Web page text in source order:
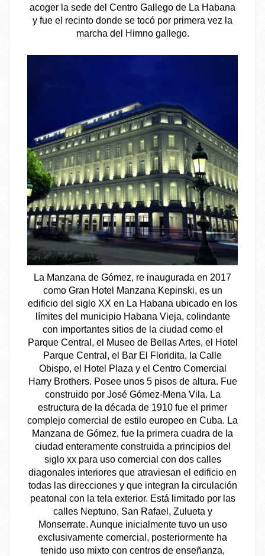
acoger la sede del Centro Gallego de La Habana
y fue el recinto donde se tocó por primera vez la
marcha del Himno gallego.
La Manzana de Gómez, re inaugurada en 2017
como Gran Hotel Manzana Kepinski, es un
edificio del siglo XX en La Habana ubicado en los
límites del municipio Habana Vieja, colindante
con importantes sitios de la ciudad como el
Parque Central, el Museo de Bellas Artes, el Hotel
Parque Central, el Bar El Floridita, la Calle
Obispo, el Hotel Plaza y el Centro Comercial
Harry Brothers. Posee unos 5 pisos de altura. Fue
construido por José Gómez-Mena Vila. La
estructura de la década de 1910 fue el primer
complejo comercial de estilo europeo en Cuba. La
Manzana de Gómez, fue la primera cuadra de la
ciudad enteramente construida a principios del
siglo xx para uso comercial con dos calles
diagonales interiores que atraviesan el edificio en
todas las direcciones y que integran la circulación
peatonal con la tela exterior. Está limitado por las
calles Neptuno, San Rafael, Zulueta y
Monserrate. Aunque inicialmente tuvo un uso
exclusivamente comercial, posteriormente ha
tenido uso mixto con centros de enseñanza,